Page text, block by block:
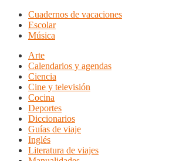
Cuadernos de vacaciones
Escolar
Música
Arte
Calendarios y agendas
Ciencia
Cine y televisión
Cocina
Deportes
Diccionarios
Guías de viaje
Inglés
Literatura de viajes